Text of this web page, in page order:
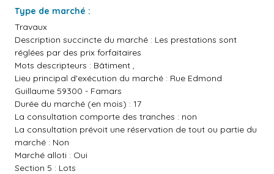
Type de marché :
Travaux
Description succincte du marché : Les prestations sont
réglées par des prix forfaitaires
Mots descripteurs : Bâtiment ,
Lieu principal d'exécution du marché : Rue Edmond
Guillaume 59300 - Famars
Durée du marché (en mois) : 17
La consultation comporte des tranches : non
La consultation prévoit une réservation de tout ou partie du
marché : Non
Marché alloti : Oui
Section 5 : Lots